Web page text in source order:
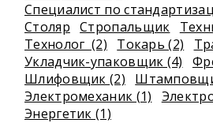
Специалист по
Столяр Стропальщик
Технолог (2)
Токарь (2)
Укладчик-упаковщик (4)
Шлифовщик (2)
Электромеханик (1)
Энергетик (1)